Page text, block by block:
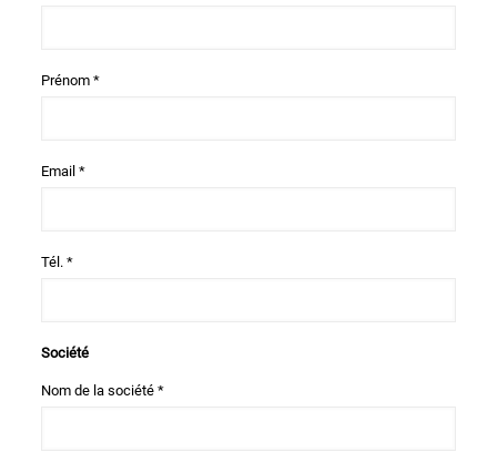
Prénom *
Email *
Tél. *
Société
Nom de la société *